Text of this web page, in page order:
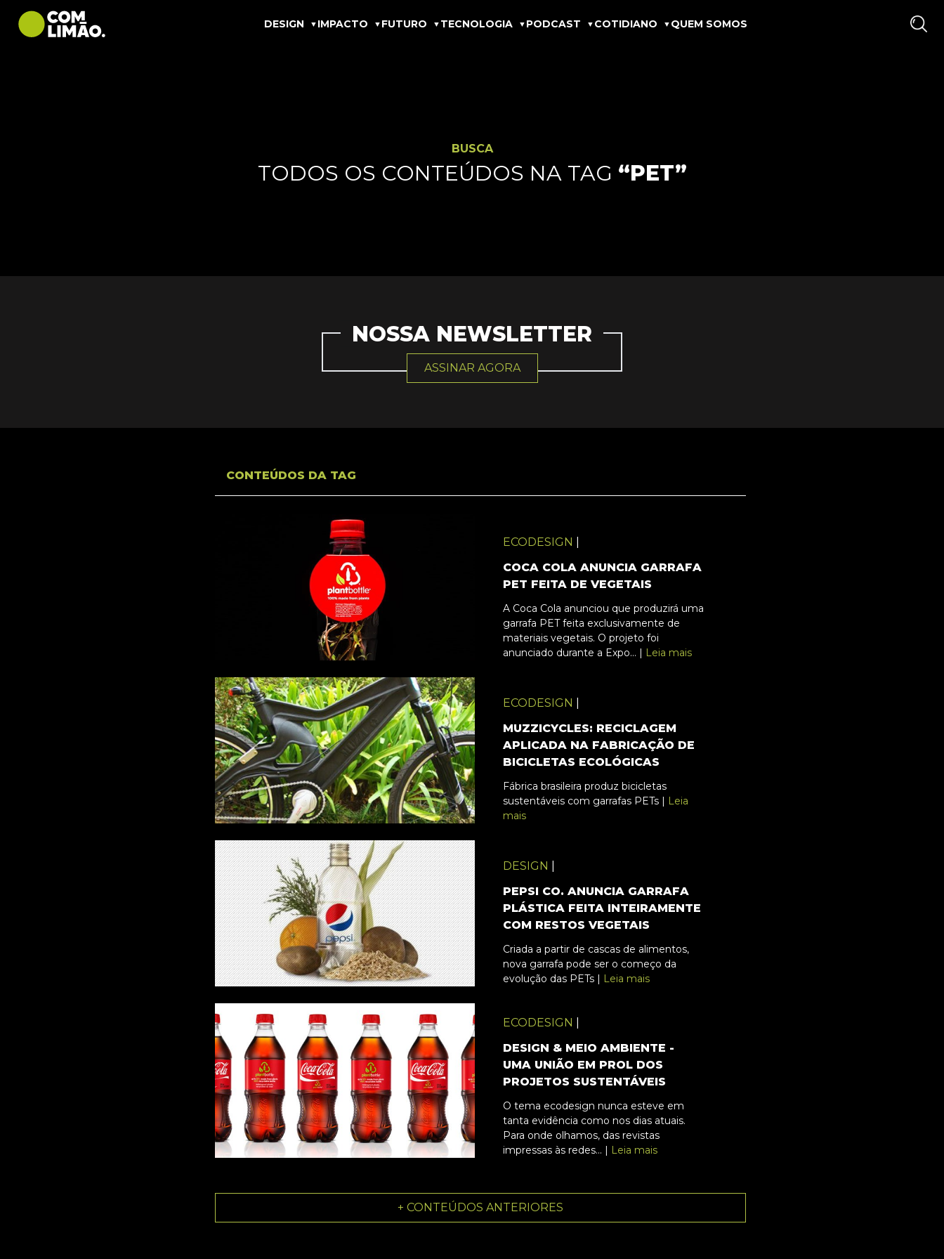
DESIGN IMPACTO FUTURO TECNOLOGIA PODCAST COTIDIANO QUEM SOMOS
BUSCA
TODOS OS CONTEÚDOS NA TAG “PET”
NOSSA NEWSLETTER
ASSINAR AGORA
CONTEÚDOS DA TAG
ECODESIGN
COCA COLA ANUNCIA GARRAFA
PET FEITA DE VEGETAIS
A Coca Cola anunciou que produzirá uma
garrafa PET feita exclusivamente de
materiais vegetais. O projeto foi
anunciado durante a Expo... |
Leia mais
ECODESIGN
MUZZICYCLES: RECICLAGEM
APLICADA NA FABRICAÇÃO DE
BICICLETAS ECOLÓGICAS
Fábrica brasileira produz bicicletas
sustentáveis com garrafas PETs |
Leia
mais
DESIGN
PEPSI CO. ANUNCIA GARRAFA
PLÁSTICA FEITA INTEIRAMENTE
COM RESTOS VEGETAIS
Criada a partir de cascas de alimentos,
nova garrafa pode ser o começo da
evolução das PETs |
Leia mais
ECODESIGN
DESIGN & MEIO AMBIENTE -
UMA UNIÃO EM PROL DOS
PROJETOS SUSTENTÁVEIS
O tema ecodesign nunca esteve em
tanta evidência como nos dias atuais.
Para onde olhamos, das revistas
impressas às redes... |
Leia mais
+ CONTEÚDOS ANTERIORES